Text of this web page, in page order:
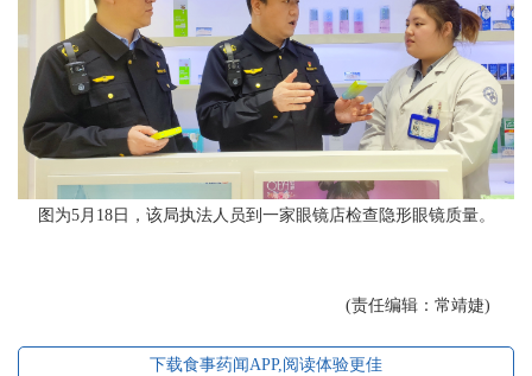
图为5月18日，该局执法人员到一家眼镜店检查隐形眼镜质量。
(责任编辑：常靖婕)
下载食事药闻APP,阅读体验更佳